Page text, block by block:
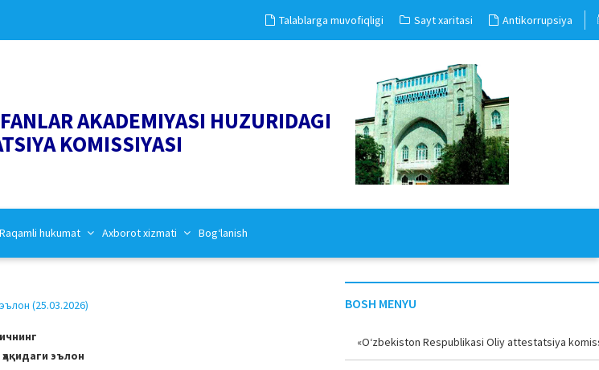
Talablarga muvofiqligi Sayt xaritasi Antikorrupsiya
AKADEMIYASI HUZURIDAGI
KOMISSIYASI
Raqamli hukumat Axborot xizmati Bog‘lanish
(25.03.2026)
эълон
BOSH MENYU
«O‘zbekiston Respublikasi Oliy attestatsiya